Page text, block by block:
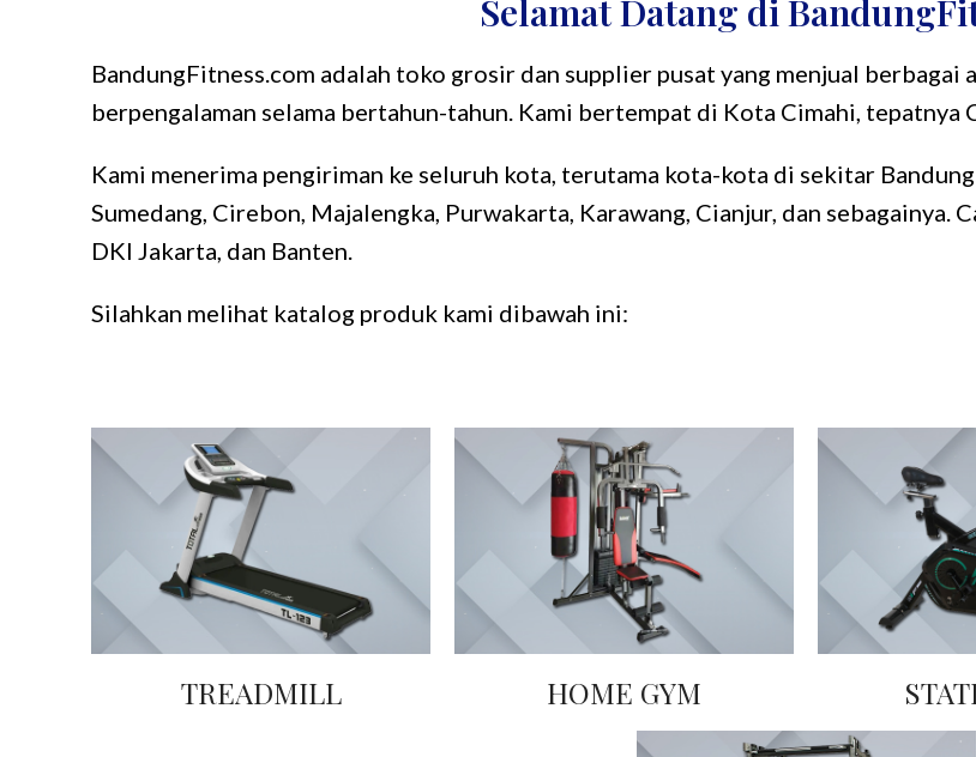
Selamat Datang di
BandungFitness.com adalah toko grosir dan supplier pusat yang menjual
berpengalaman selama bertahun-tahun. Kami bertempat di Kota Cimahi, tepatnya
Kami menerima pengiriman ke seluruh kota, terutama kota-kota di sekitar
Sumedang, Cirebon, Majalengka, Purwakarta, Karawang, Cianjur, dan sebagainya.
DKI Jakarta, dan Banten.
Silahkan melihat katalog produk kami dibawah ini:
TREADMILL HOME GYM